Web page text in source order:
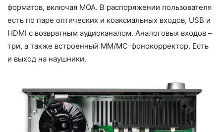
форматов, включая MQA. В распоряжении пользователя
есть по паре оптических и коаксиальных входов, USB и
HDMI с возвратным аудиоканалом. Аналоговых входов –
три, а также встроенный MM/MC-фонокорректор. Есть
и выход на наушники.